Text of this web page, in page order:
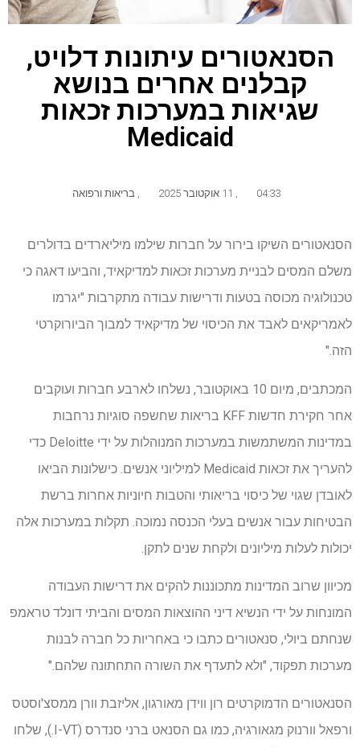
הסנאטורים עיתונות דלויט,
קבלנים אחרים בנושא
שגיאות במערכות זכאות
Medicaid
04:33 בריאות ורפואה
הסנאטורים השיקו בירור על חברות שילמו מיליארדים בדולרים
משלם המסים לבניית מערכות זכאות למדיקאיד, והביעו דאגה כי
טכנולוגיה מכוסה בטעות ודרישות עבודה מתקרבות "יגרמו
לאמריקאים לאבד את הכיסוי של מדיקאיד למבוך הביורוקרטי
הזה."
המכתבים, מיום 10 באוקטובר, נשלחו לארבע חברות ועוקבים
אחר חקירת חדשות KFF בריאות שחשפה סוגיות נרחבות
במדינות המשתמשות במערכות המנוהלות על ידי Deloitte כדי
להעריך את זכאות Medicaid למיליוני אנשים. כישלונות הביאו
לאובדן שגוי של כיסוי בריאותי והטבות חיוניות אחרות ברשת
הבטיחות עבור אנשים בעלי הכנסה נמוכה. תקלות במערכות אלה
יכולות לעלות מיליונים ולקחת שנים לתקן.
מכיוון שרוב המדינות מתכוננות להקים את דרישות העבודה
המונחות על ידי הנשיא דיני ההוצאות המסים והביתי דונלד טראמפ
שנחתם ביולי, סנאטורים כתבו כי באחריות כל חברה לבנות
מערכות תפקוד, "ולא לתעדף את השורה התחתונה שלהם."
הסנאטורים הדמוקרטים רון ווידן מאורגון, אליזבת וורן ממסצ'וסטס
ורפאל וורנוק מגאורגיה, כמו גם הסנאט ברני סנדרס (I-VT.), שלחו